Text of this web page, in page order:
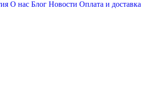
О нас Блог Новости Оплата и доставка